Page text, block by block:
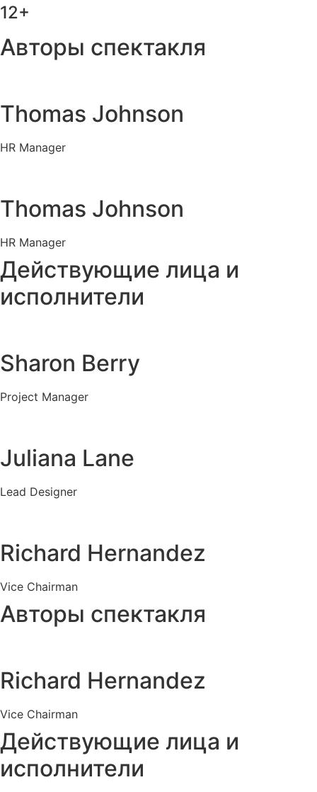
12+
Авторы спектакля
Thomas Johnson
HR Manager
Thomas Johnson
HR Manager
Действующие лица и
исполнители
Sharon Berry
Project Manager
Juliana Lane
Lead Designer
Richard Hernandez
Vice Chairman
Авторы спектакля
Richard Hernandez
Vice Chairman
Действующие лица и
исполнители